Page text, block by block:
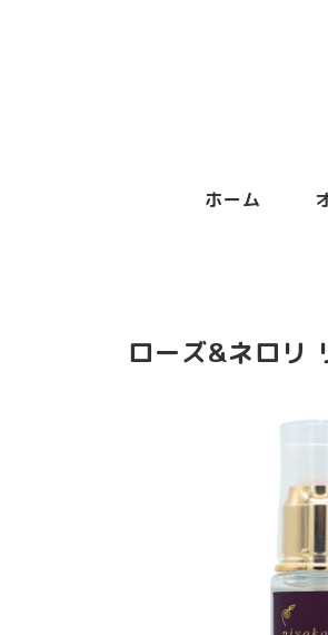
ホーム
ローズ&ネロリ